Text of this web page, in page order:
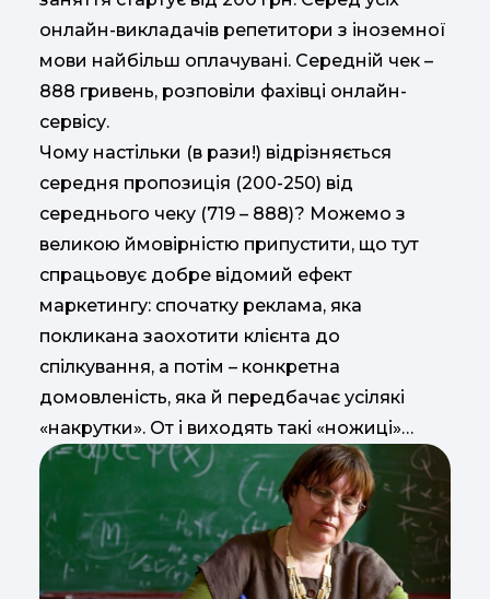
онлайн-викладачів репетитори з іноземної
мови найбільш оплачувані. Середній чек –
888 гривень, розповіли фахівці онлайн-
сервісу.
Чому настільки (в рази!) відрізняється
середня пропозиція (200-250) від
середнього чеку (719 – 888)? Можемо з
великою ймовірністю припустити, що тут
спрацьовує добре відомий ефект
маркетингу: спочатку реклама, яка
покликана заохотити клієнта до
спілкування, а потім – конкретна
домовленість, яка й передбачає усілякі
«накрутки». От і виходять такі «ножиці»…